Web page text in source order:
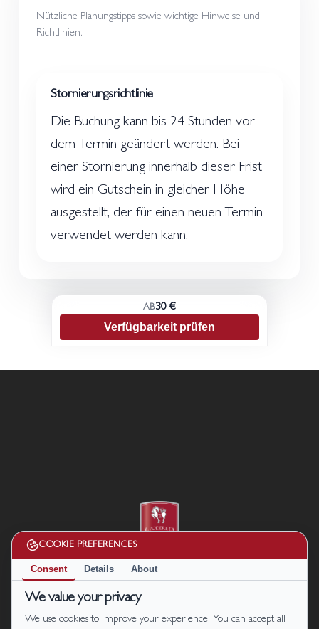
COOKIE PREFERENCES
Consent Details About
We value your privacy
We use cookies to improve your experience. You can accept all
Nützliche Planungstipps sowie wichtige Hinweise und
Richtlinien.
Stornierungsrichtlinie
Die Buchung kann bis 24 Stunden vor
dem Termin geändert werden. Bei
einer Stornierung innerhalb dieser Frist
wird ein Gutschein in gleicher Höhe
ausgestellt, der für einen neuen Termin
verwendet werden kann.
Cookie Policy
Disconoscimento
AB30 €
Verfügbarkeit prüfen